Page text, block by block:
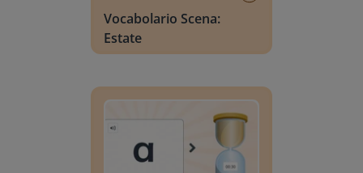
Vocabolario Scena:
Estate